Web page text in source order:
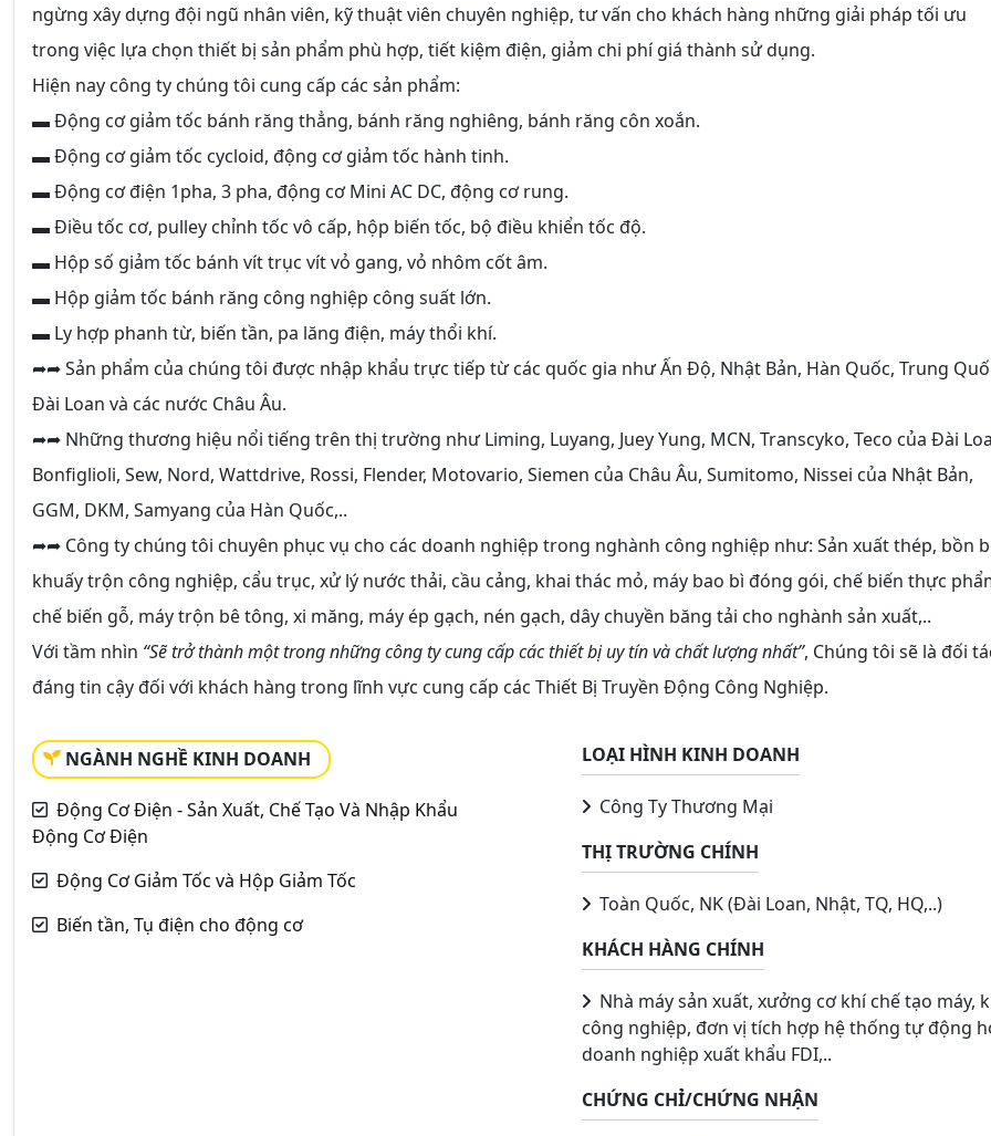
ngừng xây dựng đội ngũ nhân viên, kỹ thuật viên chuyên nghiệp, tư vấn cho khách hàng những giải pháp tối ưu
trong việc lựa chọn thiết bị sản phẩm phù hợp, tiết kiệm điện, giảm chi phí giá thành sử dụng.
Hiện nay công ty chúng tôi cung cấp các sản phẩm:
▬ Động cơ giảm tốc bánh răng thẳng, bánh răng nghiêng, bánh răng côn xoắn.
▬ Động cơ giảm tốc cycloid, động cơ giảm tốc hành tinh.
▬ Động cơ điện 1pha, 3 pha, động cơ Mini AC DC, động cơ rung.
▬ Điều tốc cơ, pulley chỉnh tốc vô cấp, hộp biến tốc, bộ điều khiển tốc độ.
▬ Hộp số giảm tốc bánh vít trục vít vỏ gang, vỏ nhôm cốt âm.
▬ Hộp giảm tốc bánh răng công nghiệp công suất lớn.
▬ Ly hợp phanh từ, biến tần, pa lăng điện, máy thổi khí.
➦➦ Sản phẩm của chúng tôi được nhập khẩu trực tiếp từ các quốc gia như Ấn Độ, Nhật Bản, Hàn Quốc, Trung
Đài Loan và các nước Châu Âu.
➦➦ Những thương hiệu nổi tiếng trên thị trường như Liming, Luyang, Juey Yung, MCN, Transcyko, Teco của Đài
Bonfiglioli, Sew, Nord, Wattdrive, Rossi, Flender, Motovario, Siemen của Châu Âu, Sumitomo, Nissei của Nhật Bản,
GGM, DKM, Samyang của Hàn Quốc,..
➦➦ Công ty chúng tôi chuyên phục vụ cho các doanh nghiệp trong nghành công nghiệp như: Sản xuất thép, bồn
khuấy trộn công nghiệp, cẩu trục, xử lý nước thải, cầu cảng, khai thác mỏ, máy bao bì đóng gói, chế biến thực
chế biến gỗ, máy trộn bê tông, xi măng, máy ép gạch, nén gạch, dây chuyền băng tải cho nghành sản xuất,..
Với tầm nhìn “Sẽ trở thành một trong những công ty cung cấp các thiết bị uy tín và chất lượng nhất”, Chúng tôi sẽ là đối
đáng tin cậy đối với khách hàng trong lĩnh vực cung cấp các Thiết Bị Truyền Động Công Nghiệp.
NGÀNH NGHỀ KINH DOANH
Động Cơ Điện - Sản Xuất, Chế Tạo Và Nhập Khẩu
Động Cơ Điện
Động Cơ Giảm Tốc và Hộp Giảm Tốc
Biến tần, Tụ điện cho động cơ
LOẠI HÌNH KINH DOANH
Công Ty Thương Mại
THỊ TRƯỜNG CHÍNH
Toàn Quốc, NK (Đài Loan, Nhật, TQ, HQ,..)
KHÁCH HÀNG CHÍNH
Nhà máy sản xuất, xưởng cơ khí chế tạo máy,
công nghiệp, đơn vị tích hợp hệ thống tự động
doanh nghiệp xuất khẩu FDI,..
CHỨNG CHỈ/CHỨNG NHẬN